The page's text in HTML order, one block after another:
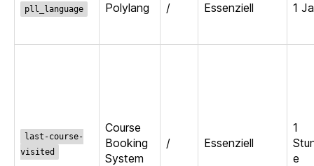
pll_language Polylang / Essenziell 1
last-course-
visited
Course
Booking
System
/ Essenziell
1
e